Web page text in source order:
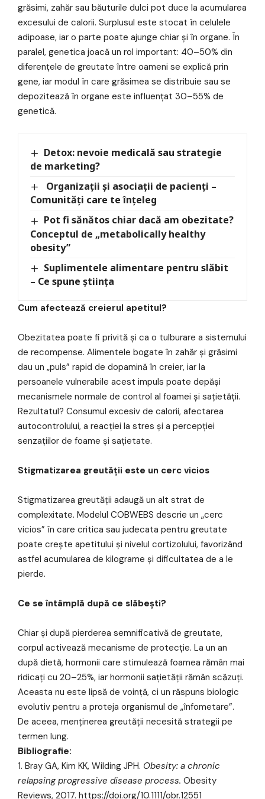
grăsimi, zahăr sau băuturile dulci pot duce la acumularea
excesului de calorii. Surplusul este stocat în celulele
adipoase, iar o parte poate ajunge chiar și în organe. În
paralel, genetica joacă un rol important: 40–50% din
diferențele de greutate între oameni se explică prin
gene, iar modul în care grăsimea se distribuie sau se
depozitează în organe este influențat 30–55% de
genetică.
Detox: nevoie medicală sau strategie
de marketing?
Organizații și asociații de pacienți –
Comunități care te înțeleg
Pot fi sănătos chiar dacă am obezitate?
Conceptul de „metabolically healthy
obesity”
Suplimentele alimentare pentru slăbit
– Ce spune știința
Cum afectează creierul apetitul?
Obezitatea poate fi privită și ca o tulburare a sistemului
de recompense. Alimentele bogate în zahăr și grăsimi
dau un „puls” rapid de dopamină în creier, iar la
persoanele vulnerabile acest impuls poate depăși
mecanismele normale de control al foamei și sațietății.
Rezultatul? Consumul excesiv de calorii, afectarea
autocontrolului, a reacției la stres și a percepției
senzațiilor de foame și sațietate.
Stigmatizarea greutății este un cerc vicios
Stigmatizarea greutății adaugă un alt strat de
complexitate. Modelul COBWEBS descrie un „cerc
vicios” în care critica sau judecata pentru greutate
poate crește apetitului și nivelul cortizolului, favorizând
astfel acumularea de kilograme și dificultatea de a le
pierde.
Ce se întâmplă după ce slăbești?
Chiar și după pierderea semnificativă de greutate,
corpul activează mecanisme de protecție. La un an
după dietă, hormonii care stimulează foamea rămân mai
ridicați cu 20–25%, iar hormonii sațietății rămân scăzuți.
Aceasta nu este lipsă de voință, ci un răspuns biologic
evolutiv pentru a proteja organismul de „înfometare”.
De aceea, menținerea greutății necesită strategii pe
termen lung.
Bibliografie:
Bray GA, Kim KK, Wilding JPH. Obesity: a chronic
relapsing progressive disease process. Obesity
Reviews, 2017. https://doi.org/10.1111/obr.12551